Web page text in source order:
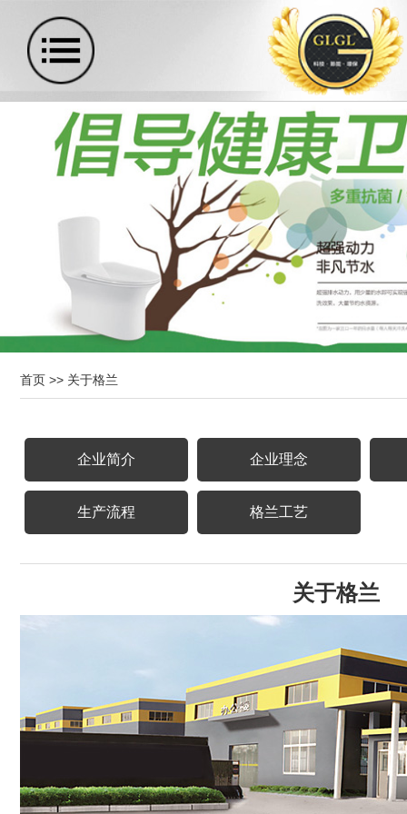
首页 >> 关于格兰
企业简介 企业理念
生产流程 格兰工艺
关于格兰